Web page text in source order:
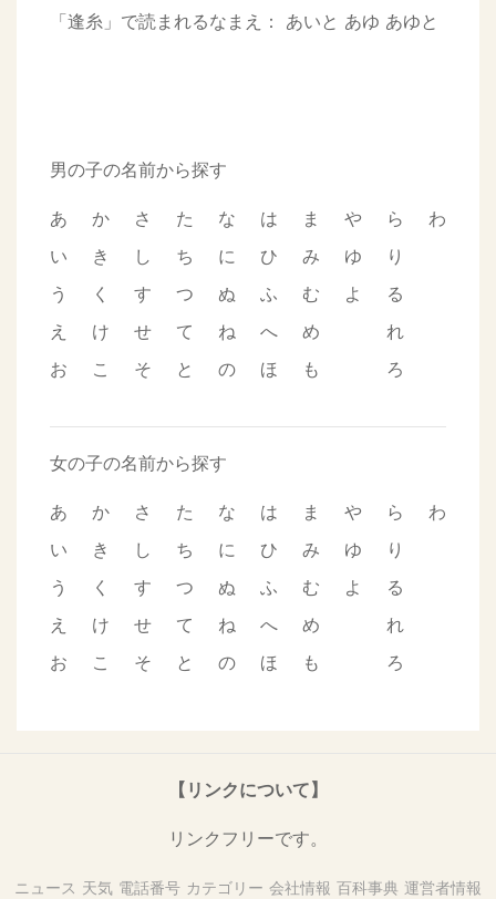
「逢糸」で読まれるなまえ： あいと あゆ あゆと
男の子の名前から探す
あ
い
う
え
お
か
き
く
け
こ
さ
し
す
せ
そ
た
ち
つ
て
と
な
に
ぬ
ね
の
は
ひ
ふ
へ
ほ
ま
み
む
め
も
や
ゆ
よ
ら
り
る
れ
ろ
わ
女の子の名前から探す
あ
い
う
え
お
か
き
く
け
こ
さ
し
す
せ
そ
た
ち
つ
て
と
な
に
ぬ
ね
の
は
ひ
ふ
へ
ほ
ま
み
む
め
も
や
ゆ
よ
ら
り
る
れ
ろ
わ
【リンクについて】
リンクフリーです。
ニュース 天気 電話番号 カテゴリー 会社情報 百科事典 運営者情報